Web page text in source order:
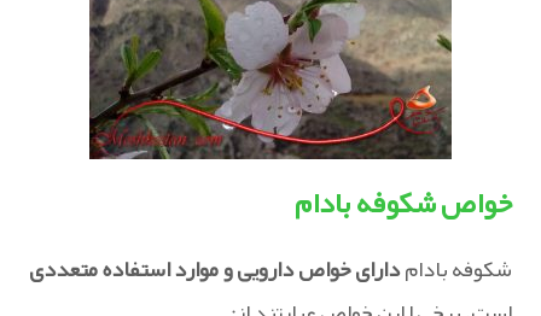
خواص شکوفه بادام
شکوفه بادامدارای خواص دارویی و موارد استفاده متعددی